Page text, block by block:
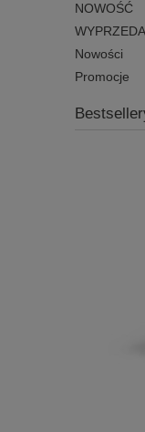
NOWOŚĆ
Nowości
Promocje